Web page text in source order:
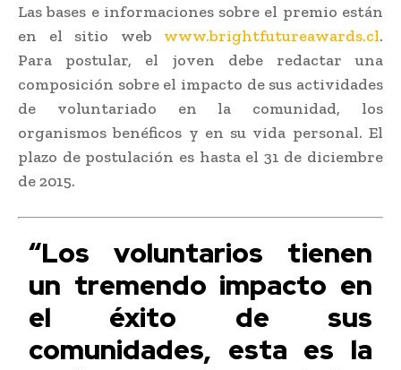
Las bases e informaciones sobre el premio están
en el sitio web www.brightfutureawards.cl.
Para postular, el joven debe redactar una
composición sobre el impacto de sus actividades
de voluntariado en la comunidad, los
organismos benéficos y en su vida personal. El
plazo de postulación es hasta el 31 de diciembre
de 2015.
“Los voluntarios tienen
un tremendo impacto en
el éxito de sus
comunidades, esta es la